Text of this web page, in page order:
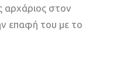
αρχάριος στον
επαφή του με το